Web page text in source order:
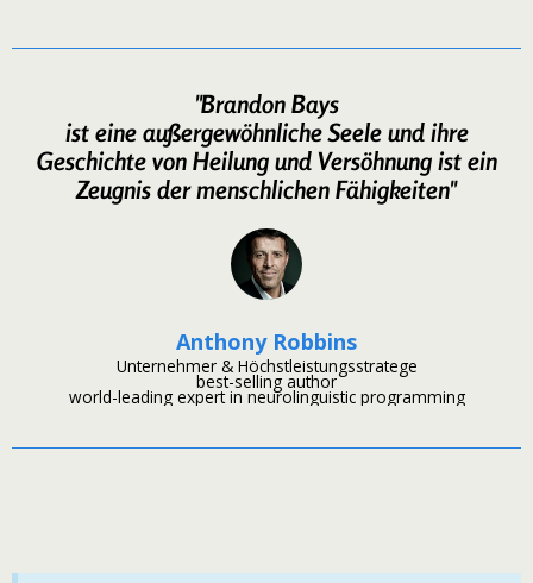
"Brandon Bays
ist eine außergewöhnliche Seele und ihre
Geschichte von Heilung und Versöhnung ist ein
Zeugnis der menschlichen Fähigkeiten"
Anthony Robbins
Unternehmer & Höchstleistungsstratege
best-selling author
world-leading expert in neurolinguistic programming